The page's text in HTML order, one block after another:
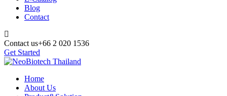
Blog
Contact
Contact us+66 2 020 1536
Get Started
Home
About Us